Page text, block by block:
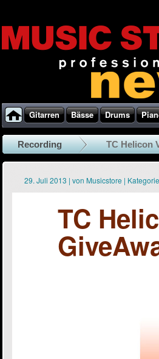
Gitarren Bässe Drums
Recording TC Helicon
29. Juli 2013 | von Musicstore |
TC